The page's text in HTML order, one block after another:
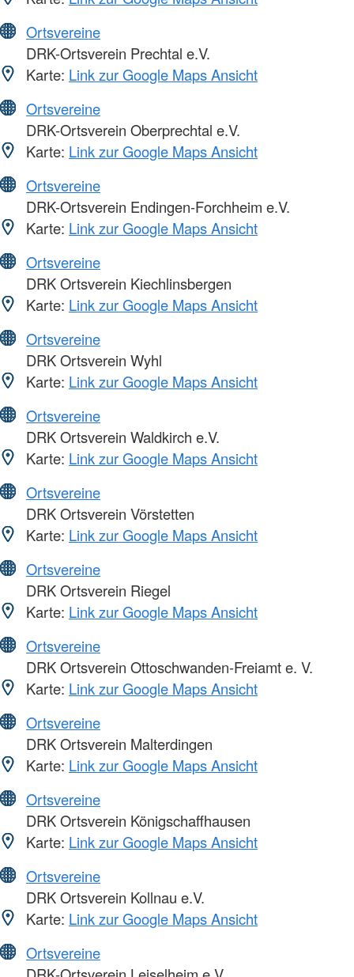
Ortsvereine
DRK-Ortsverein Prechtal e.V.
Karte: Link zur Google Maps Ansicht
Ortsvereine
DRK-Ortsverein Oberprechtal e.V.
Karte: Link zur Google Maps Ansicht
Ortsvereine
DRK-Ortsverein Endingen-Forchheim e.V.
Karte: Link zur Google Maps Ansicht
Ortsvereine
DRK Ortsverein Kiechlinsbergen
Karte: Link zur Google Maps Ansicht
Ortsvereine
DRK Ortsverein Wyhl
Karte: Link zur Google Maps Ansicht
Ortsvereine
DRK Ortsverein Waldkirch e.V.
Karte: Link zur Google Maps Ansicht
Ortsvereine
DRK Ortsverein Vörstetten
Karte: Link zur Google Maps Ansicht
Ortsvereine
DRK Ortsverein Riegel
Karte: Link zur Google Maps Ansicht
Ortsvereine
DRK Ortsverein Ottoschwanden-Freiamt e. V.
Karte: Link zur Google Maps Ansicht
Ortsvereine
DRK Ortsverein Malterdingen
Karte: Link zur Google Maps Ansicht
Ortsvereine
DRK Ortsverein Königschaffhausen
Karte: Link zur Google Maps Ansicht
Ortsvereine
DRK Ortsverein Kollnau e.V.
Karte: Link zur Google Maps Ansicht
Ortsvereine